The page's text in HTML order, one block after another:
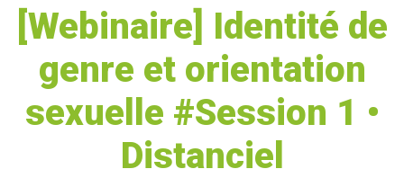
[Webinaire] Identité de
genre et orientation
sexuelle #Session 1 •
Distanciel